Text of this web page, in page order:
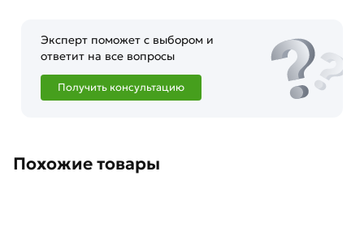
Эксперт поможет с выбором и
ответит на все вопросы
Получить консультацию
Похожие товары